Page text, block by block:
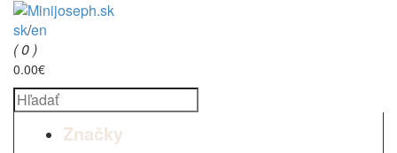
sk/en
( 0 )
0.00€
Značky